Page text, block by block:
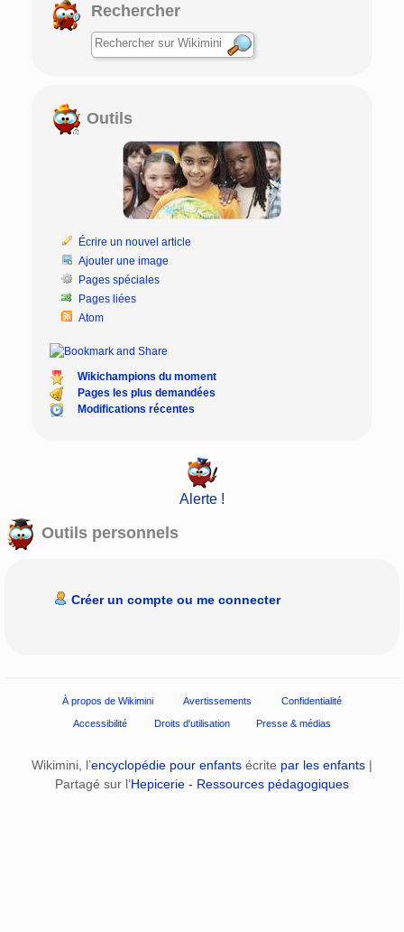
Rechercher
Outils
Écrire un nouvel article
Ajouter une image
Pages spéciales
Pages liées
Atom
Wikichampions du moment
Pages les plus demandées
Modifications récentes
Alerte !
Outils personnels
Créer un compte ou me connecter
À propos de Wikimini Avertissements Confidentialité
Accessibilité Droits d'utilisation Presse & médias
Wikimini, l’encyclopédie pour enfants écrite par les enfants |
Partagé sur l’Hepicerie - Ressources pédagogiques